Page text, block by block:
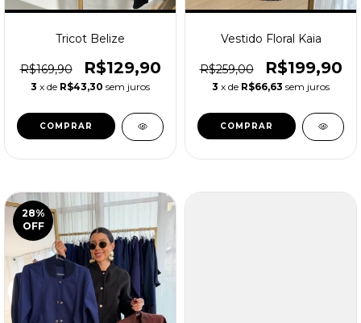
Tricot Belize
R$169,90 R$129,90
3 x de R$43,30 sem juros
COMPRAR
Vestido Floral Kaia
R$259,00 R$199,90
3 x de R$66,63 sem juros
COMPRAR
28%
OFF